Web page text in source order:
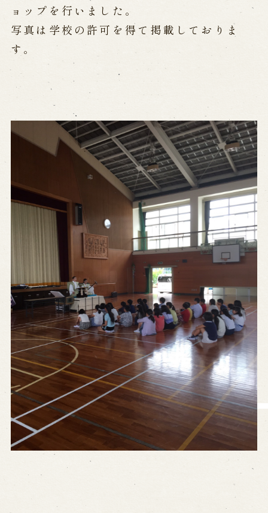
出張公演
海外旅行客向け特別公演「くにうみ」
歴史
淡路島と国生み神話
淡路人形浄瑠璃の歴史
淡路人形独自の演目
淡路人形の広がり
南あわじ市の伝統芸能
ご利用案内
営業日時・料金 アクセス 館内のご案内
お問い合わせ
よくあるご質問
メールでお問い合わせ
お電話でお問い合わせ
予約
WEB予約
メールフォームから予約
お電話で予約
※株式会社うずのくに南あわじの求人情報ページへ移動します
ョップを行いました。
写真は学校の許可を得て掲載しておりま
す。